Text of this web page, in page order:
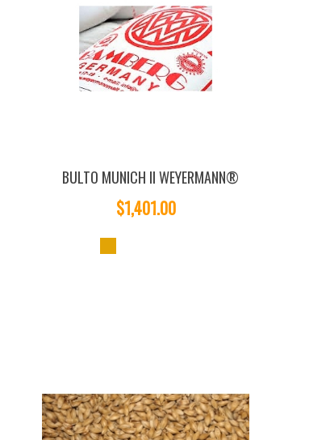
BULTO MUNICH II WEYERMANN®
$1,401.00